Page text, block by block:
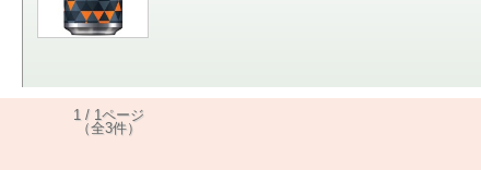
1 / 1ページ
（全3件）